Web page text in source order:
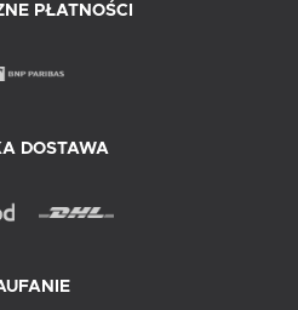
PŁATNOŚCI
DOSTAWA